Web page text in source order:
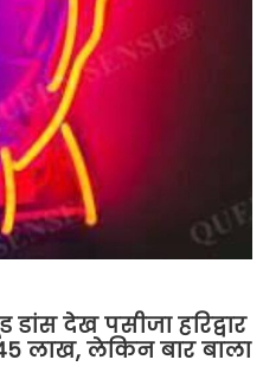
डांस देख पसीजा हरिद्वार
लाख, लेकिन बार बाला